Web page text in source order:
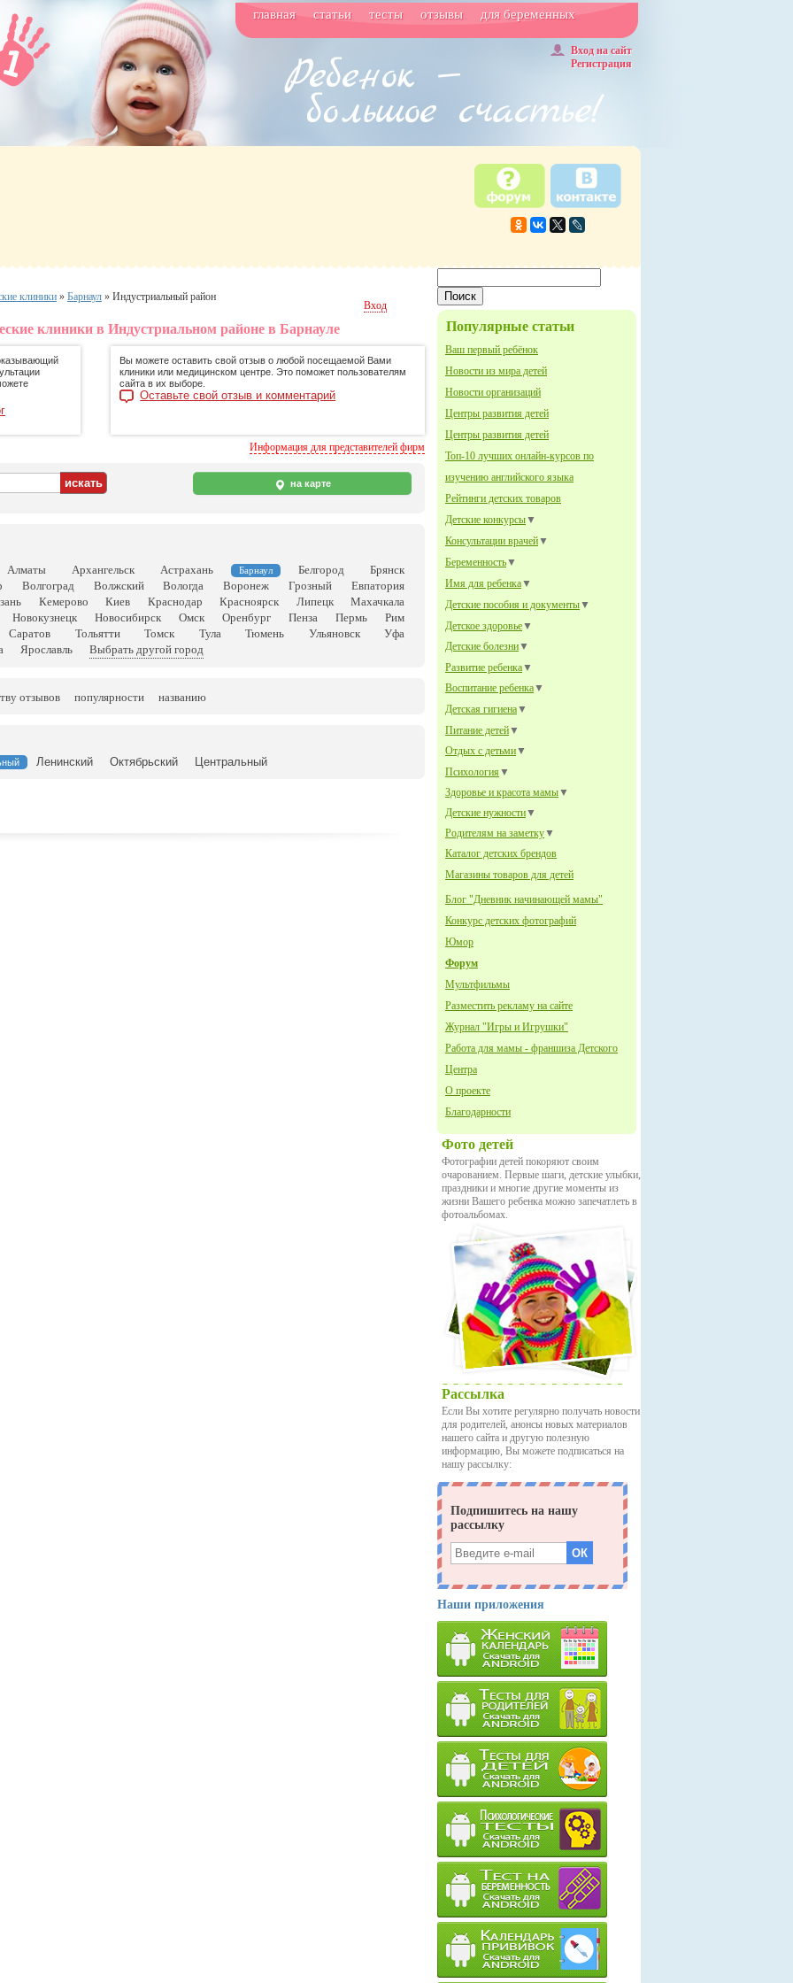
главная статьи тесты отзывы для беременных
Вход на сайт
Регистрация
Популярные статьи
Ваш первый ребёнок
Новости из мира детей
Новости организаций
Центры развития детей
Центры развития детей
Топ-10 лучших онлайн-курсов по
изучению английского языка
Рейтинги детских товаров
Детские конкурсы▼
Консультации врачей▼
Беременность▼
Имя для ребенка▼
Детские пособия и документы▼
Детское здоровье▼
Детские болезни▼
Развитие ребенка▼
Воспитание ребенка▼
Детская гигиена▼
Питание детей▼
Отдых с детьми▼
Психология ▼
Здоровье и красота мамы▼
Детские нужности▼
Родителям на заметку▼
Каталог детских брендов
Магазины товаров для детей
Блог "Дневник начинающей мамы"
Конкурс детских фотографий
Юмор
Форум
Мультфильмы
Разместить рекламу на сайте
Журнал "Игры и Игрушки"
Работа для мамы - франшиза Детского
Центра
О проекте
Благодарности
Фото детей
Фотографии детей покоряют своим
очарованием. Первые шаги, детские улыбки,
праздники и многие другие моменты из
жизни Вашего ребенка можно запечатлеть в
фотоальбомах.
Рассылка
Если Вы хотите регулярно получать новости
для родителей, анонсы новых материалов
нашего сайта и другую полезную
информацию, Вы можете подписаться на
нашу рассылку:
Наши приложения
клиники » Барнаул » Индустриальный район
Вход
клиники в Индустриальном районе в Барнауле
Вы можете оставить свой отзыв о любой посещаемой Вами
клиники или медицинском центре. Это поможет пользователям
сайта в их выборе.
Оставьте свой отзыв и комментарий
Информация для представителей фирм
на карте
Алматы Архангельск Астрахань Барнаул Белгород
Брянск
Волгоград Волжский Вологда Воронеж Грозный
Евпатория
Кемерово Киев Краснодар Красноярск Липецк
Махачкала
Новокузнецк Новосибирск Омск Оренбург Пенза Пермь
Рим
Саратов Тольятти Томск Тула Тюмень Ульяновск
Уфа
Ярославль Выбрать другой город
отзывов популярности названию
Ленинский Октябрьский Центральный